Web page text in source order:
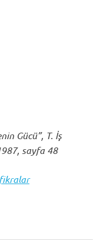
Gücü”, T. İş
sayfa 48